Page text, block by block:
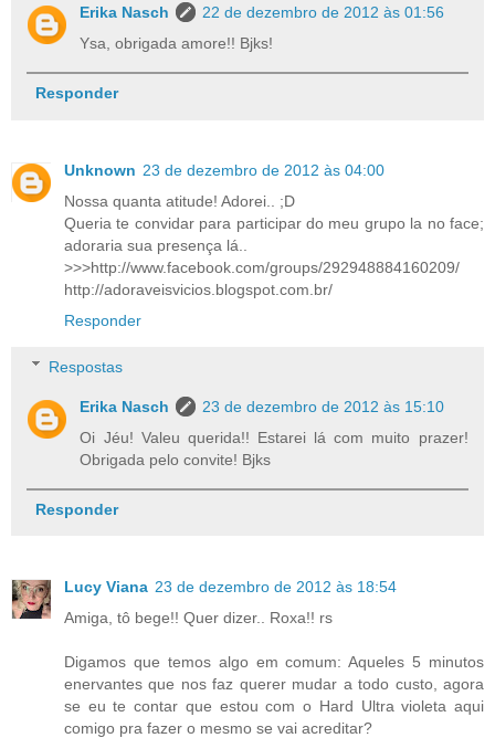
Erika Nasch
22 de dezembro de 2012 às 01:56
Ysa, obrigada amore!! Bjks!
Responder
Unknown 23 de dezembro de 2012 às 04:00
Nossa quanta atitude! Adorei.. ;D
Queria te convidar para participar do meu grupo la no face;
adoraria sua presença lá..
>>>http://www.facebook.com/groups/292948884160209/
http://adoraveisvicios.blogspot.com.br/
Responder
Respostas
Erika Nasch
23 de dezembro de 2012 às 15:10
Oi Jéu! Valeu querida!! Estarei lá com muito prazer!
Obrigada pelo convite! Bjks
Responder
Lucy Viana 23 de dezembro de 2012 às 18:54
Amiga, tô bege!! Quer dizer.. Roxa!! rs
Digamos que temos algo em comum: Aqueles 5 minutos
enervantes que nos faz querer mudar a todo custo, agora
se eu te contar que estou com o Hard Ultra violeta aqui
comigo pra fazer o mesmo se vai acreditar?